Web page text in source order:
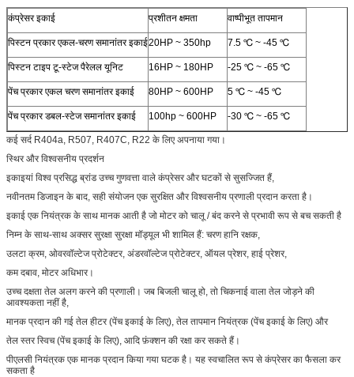
कंप्रेसर इकाई प्रशीतन क्षमता वाष्पीभूत तापमान
पिस्टन प्रकार एकल-चरण समानांतर इकाई20HP ~ 350hp 7.5 ℃ ~ -45 ℃
पिस्टन टाइप टू-स्टेज पैरेलल यूनिट 16HP ~ 180HP -25 ℃ ~ -65 ℃
पेंच प्रकार एकल चरण समानांतर इकाई 80HP ~ 600HP 5 ℃ ~ -45 ℃
पेंच प्रकार डबल-स्टेज समानांतर इकाई 100hp ~ 600HP -30 ℃ ~ -65 ℃
कई सर्द R404a, R507, R407C, R22 के लिए अपनाया गया।
स्थिर और विश्वसनीय प्रदर्शन
इकाइयां विश्व प्रसिद्ध ब्रांड उच्च गुणवत्ता वाले कंप्रेसर और घटकों से सुसज्जित हैं,
नवीनतम डिजाइन के बाद, सही संयोजन एक सुरक्षित और विश्वसनीय प्रणाली प्रदान करता है।
इकाई एक नियंत्रक के साथ मानक आती है जो मोटर को चालू / बंद करने से प्रभावी रूप से बच सकती है
निम्न के साथ-साथ अक्सर सुरक्षा सुरक्षा मॉड्यूल भी शामिल हैं: चरण हानि रक्षक,
उलटा क्रम, ओवरवॉल्टेज प्रोटेक्टर, अंडरवॉल्टेज प्रोटेक्टर, ऑयल प्रेशर, हाई प्रेशर,
कम दबाव, मोटर अधिभार।
उच्च दक्षता तेल अलग करने की प्रणाली। जब बिजली चालू हो, तो चिकनाई वाला तेल जोड़ने की
आवश्यकता नहीं है,
मानक प्रदान की गई तेल हीटर (पेंच इकाई के लिए), तेल तापमान नियंत्रक (पेंच इकाई के लिए) और
तेल स्तर स्विच (पेंच इकाई के लिए), आदि फ़ंक्शन की रक्षा कर सकते हैं।
पीएलसी नियंत्रक एक मानक प्रदान किया गया घटक है। यह स्वचालित रूप से कंप्रेसर का फैसला कर
सकता है